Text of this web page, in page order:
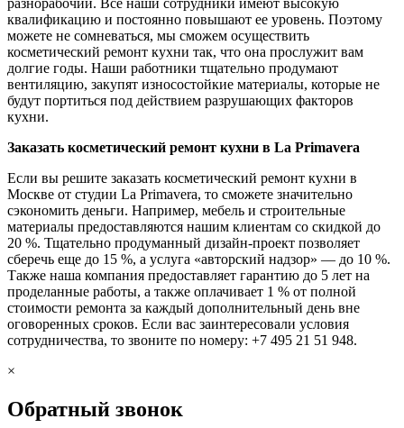
квалификацию и постоянно повышают ее уровень. Поэтому
можете не сомневаться, мы сможем осуществить
косметический ремонт кухни так, что она прослужит вам
долгие годы. Наши работники тщательно продумают
вентиляцию, закупят износостойкие материалы, которые не
будут портиться под действием разрушающих факторов
кухни.
Заказать косметический ремонт кухни в La Primavera
Если вы решите заказать косметический ремонт кухни в
Москве от студии La Primavera, то сможете значительно
сэкономить деньги. Например, мебель и строительные
материалы предоставляются нашим клиентам со скидкой до
20 %. Тщательно продуманный дизайн-проект позволяет
сберечь еще до 15 %, а услуга «авторский надзор» — до 10 %.
Также наша компания предоставляет гарантию до 5 лет на
проделанные работы, а также оплачивает 1 % от полной
стоимости ремонта за каждый дополнительный день вне
оговоренных сроков. Если вас заинтересовали условия
сотрудничества, то звоните по номеру: +7 495 21 51 948.
×
Обратный звонок